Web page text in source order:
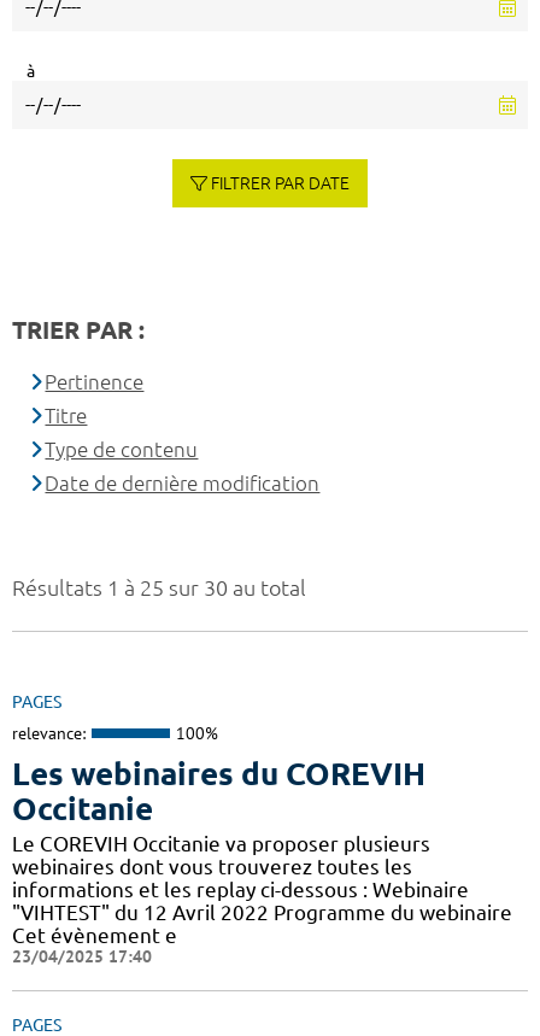
Résultats 1 à 25 sur 30 au total
PAGES
relevance: 100%
Les webinaires du COREVIH
Occitanie
Le COREVIH Occitanie va proposer plusieurs
webinaires dont vous trouverez toutes les
informations et les replay ci-dessous : Webinaire
"VIHTEST" du 12 Avril 2022 Programme du webinaire
Cet évènement e
23/04/2025 17:40
PAGES
à
FILTRER PAR DATE
TRIER PAR :
Pertinence
Titre
Type de contenu
Date de dernière modification